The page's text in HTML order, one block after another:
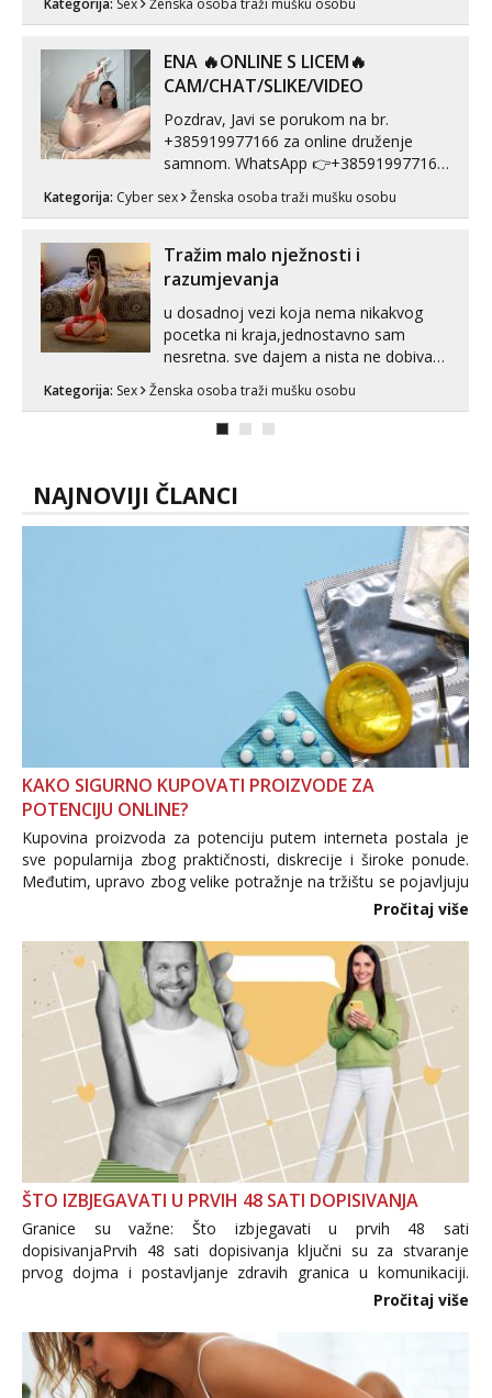
Pusenje i gutanje sperme Erotsko rublje
tijelu Iskljucivo neradim analni !!! I
neljubim se Wha...
Kategorija: Sex Ženska osoba traži mušku osobu
ENA 🔥ONLINE S LICEM🔥
CAM/CHAT/SLIKE/VIDEO
Pozdrav, Javi se porukom na br.
+385919977166 za online druženje
samnom. WhatsApp 👉+385919977166
Telegram 👉@enafriedrichkis Radim
videopozive s licem, solo i s partnerom,
kombinacije halteri, haljine, štikle,
samostojeće itd. Nudim svakakva videa
seksa, puš...
Kategorija: Cyber sex Ženska osoba traži mušku osobu
Tražim malo nježnosti i
razumjevanja
u dosadnoj vezi koja nema nikakvog
pocetka ni kraja,jednostavno sam
nesretna. sve dajem a nista ne dobivam
zadovoljiti moje potrebe,ne trazim puno
samo malo njeznosti i razumjevanja.
muskar...
Kategorija: Sex Ženska osoba traži mušku osobu
NAJNOVIJI ČLANCI
KAKO SIGURNO KUPOVATI PROIZVODE ZA
POTENCIJU ONLINE?
Kupovina proizvoda za potenciju putem interneta postala je
sve popularnija zbog praktičnosti, diskrecije i široke ponude.
Međutim, upravo zbog velike potražnje na tržištu se pojavljuju
i brojni krivotvoreni proizvodi, nepouzdane internetske
Pročitaj više
ŠTO IZBJEGAVATI U PRVIH 48 SATI DOPISIVANJA
Granice su važne: Što izbjegavati u prvih 48 sati
dopisivanjaPrvih 48 sati dopisivanja ključni su za stvaranje
prvog dojma i postavljanje zdravih granica u komunikaciji.
Važno je izbjeći prebrzo otkrivanje osobnih ili intimnih
informacija, jer nepoznata osoba još nije zaslužila to
povjerenje. Takođe...
Pročitaj više